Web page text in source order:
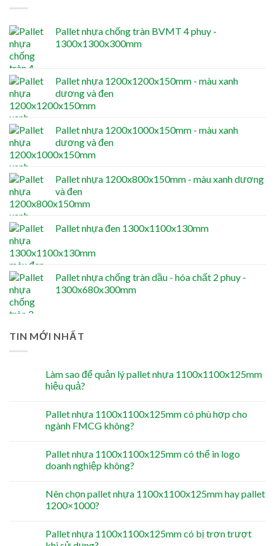
Pallet nhựa chống tràn BVMT 4 phuy -
1300x1300x300mm
Pallet nhựa 1200x1200x150mm - màu xanh
dương và đen
Pallet nhựa 1200x1000x150mm - màu xanh
dương và đen
Pallet nhựa 1200x800x150mm - màu xanh dương
và đen
Pallet nhựa đen 1300x1100x130mm
Pallet nhựa chống tràn dầu - hóa chất 2 phuy -
1300x680x300mm
TIN MỚI NHẤT
Làm sao để quản lý pallet nhựa 1100x1100x125mm
hiệu quả?
Pallet nhựa 1100x1100x125mm có phù hợp cho
ngành FMCG không?
Pallet nhựa 1100x1100x125mm có thể in logo
doanh nghiệp không?
Nên chọn pallet nhựa 1100x1100x125mm hay pallet
1200×1000?
Pallet nhựa 1100x1100x125mm có bị trơn trượt